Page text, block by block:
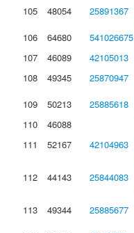
105
48054 25891367
106
64680 541026675
107
46089 42105013
108
49345 25870947
109
50213 25885618
110
46088
111
52167 42104963
112 44143 25844083
113 49344 25885677